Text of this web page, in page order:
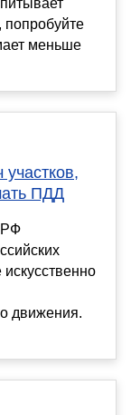
попробуйте
меньше
ПДД
РФ
искусственно
движения.